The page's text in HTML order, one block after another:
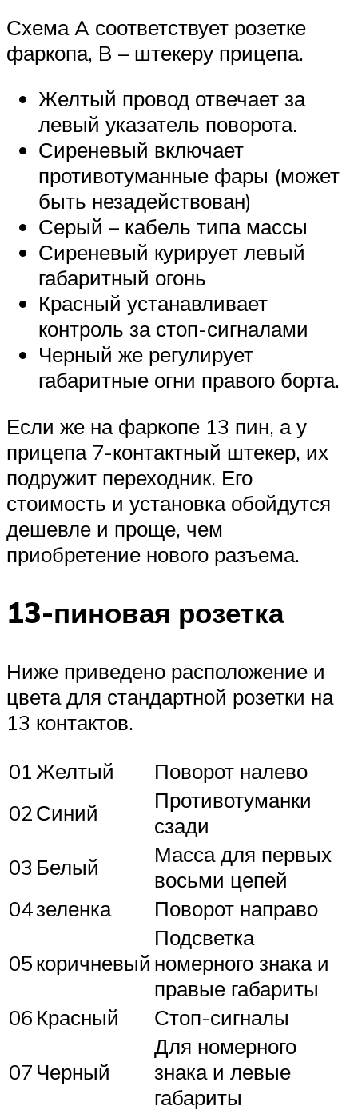
Схема A соответствует розетке
фаркопа, B – штекеру прицепа.
Желтый провод отвечает за
левый указатель поворота.
Сиреневый включает
противотуманные фары (может
быть незадействован)
Серый – кабель типа массы
Сиреневый курирует левый
габаритный огонь
Красный устанавливает
контроль за стоп-сигналами
Черный же регулирует
габаритные огни правого борта.
Если же на фаркопе 13 пин, а у
прицепа 7-контактный штекер, их
подружит переходник. Его
стоимость и установка обойдутся
дешевле и проще, чем
приобретение нового разъема.
13-пиновая розетка
Ниже приведено расположение и
цвета для стандартной розетки на
13 контактов.
01 Желтый
Поворот налево
02Синий
Противотуманки
сзади
03 Белый
Масса для первых
восьми цепей
04зеленка Поворот направо
05коричневый
Подсветка
номерного знака и
правые габариты
06 Красный Стоп-сигналы
07 Черный
Для номерного
знака и левые
габариты